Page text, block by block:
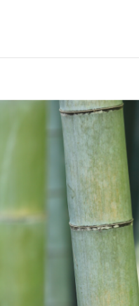
sans stress
2017 À mon avis